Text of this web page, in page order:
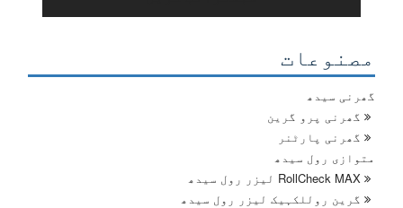
مصنوعات
گھرنی سیدھ
گھرنی پرو گرین
گھرنی پارٹنر
متوازی رول سیدھ
گرین روللکہیک لیزر رول سیدھ